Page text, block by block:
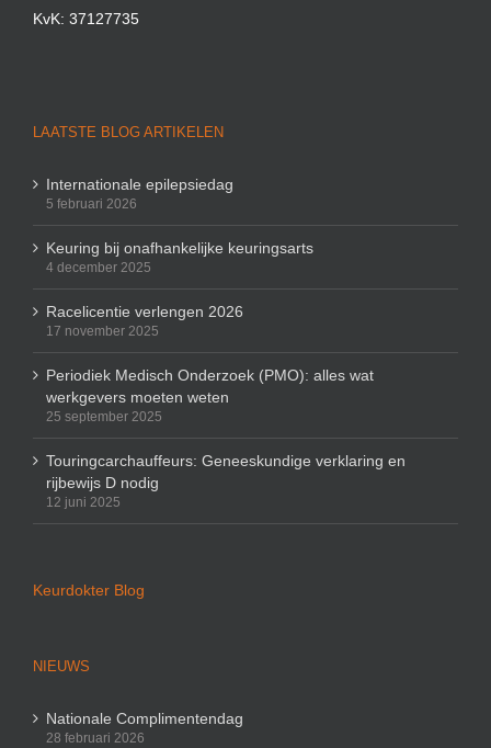
KvK: 37127735
LAATSTE BLOG ARTIKELEN
Internationale epilepsiedag
5 februari 2026
Keuring bij onafhankelijke keuringsarts
4 december 2025
Racelicentie verlengen 2026
17 november 2025
Periodiek Medisch Onderzoek (PMO): alles wat
werkgevers moeten weten
25 september 2025
Touringcarchauffeurs: Geneeskundige verklaring en
rijbewijs D nodig
12 juni 2025
Keurdokter Blog
NIEUWS
Nationale Complimentendag
28 februari 2026